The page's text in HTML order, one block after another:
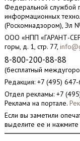
Федеральной службой
информационных
(Роскомнадзором), Эл
ООО «НПП «ГАРАНТ-
горы, д. 1, стр. 77,
8-800-200-88-88
(бесплатный
Редакция: +7 (495)
Отдел рекламы: +7
Реклама на портале.
Если вы заметили
выделите ее и нажмите